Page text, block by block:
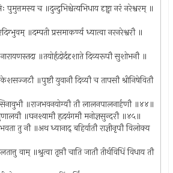
पुमुत्तमस्य च ॥दुन्दुभिश्चेत्यभिधाय दृष्ट्वा नरं नरेश्वरम् ॥
॥दम्पती प्रसमाकर्ण्य ध्यात्वा नरनरेश्वरौ ॥
॥तयोर्हृदोर्ददृशाते दिव्यरूपौ सुशोभनौ ॥
॥पुष्टौ युवानौ दिव्यौ च तापसौ श्रीनिषेवितौ
॥राजभवनयोग्यौ तौ लालनपालनार्हणौ ॥४४॥
गुणालयौ ॥घनश्यामौ हृदयंगमौ मनोज्ञसुन्दरौ ॥४५॥
तु नौ ॥अथ ध्यानाद् बहिर्यातौ राज्ञीनृपौ विलोक्य
वाम् ॥श्रुत्वा तृप्तौ चाति जातौ तीर्थविधिं विधाय तौ